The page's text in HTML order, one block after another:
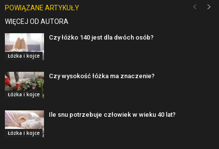
POWIĄZANE ARTYKUŁY
WIĘCEJ OD AUTORA
Łóżka i kojce
Czy łóżko 140 jest dla dwóch osób?
Łóżka i kojce
Czy wysokość łóżka ma znaczenie?
Łóżka i kojce
Ile snu potrzebuje człowiek w wieku 40 lat?